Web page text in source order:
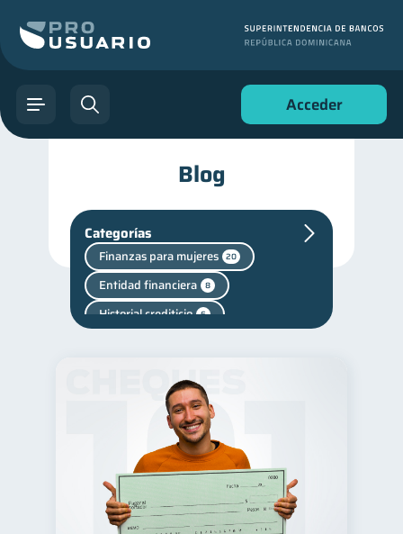
Acceder
Blog
Categorías
Finanzas para mujeres 20
Entidad financiera 8
Historial crediticio 6
Cuenta Inactiva 1
Finanzas personales
Manejo de deudas 31
Educación financiera
Finanzas para jóvenes 30